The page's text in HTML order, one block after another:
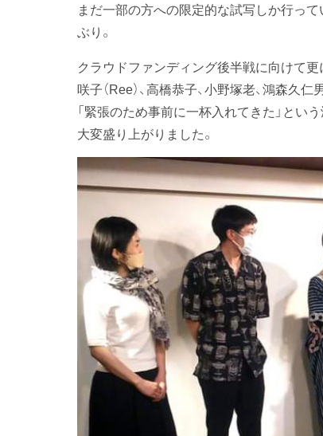
まだ一部の方への限定的な試写しか行っ
ぶり。
クラウドファンディング後半戦に向けて
咲子（Ree）、高橋恭子、小野塚老、鴻森久
「緊張のため事前に一杯入れてきた」とい
大変盛り上がりました。